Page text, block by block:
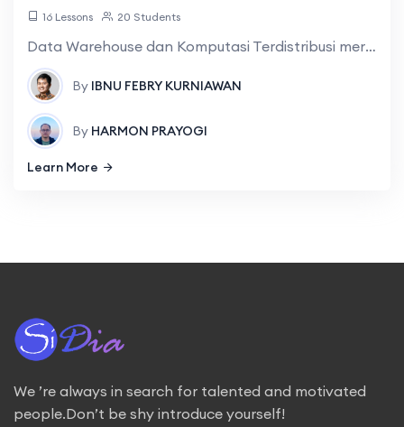
16 Lessons 20 Students
Data Warehouse dan Komputasi Terdistribusi merupakan mata kuliah yang membahas tentang bagaimana proses perencanaan, pengumpulan, dan pentranformasian data untuk mendukung pengambilan keputusan berdasarkan data (data-driven
By IBNU FEBRY KURNIAWAN
By HARMON PRAYOGI
Learn More
We ’re always in search for talented and motivated
people.Don’t be shy introduce yourself!